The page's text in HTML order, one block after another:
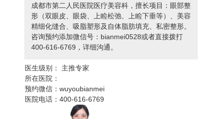
成都市第二人民医院医疗美容科，擅长项目：眼部整
形（双眼皮、眼袋、上睑松弛、上睑下垂等）、美容
精细化缝合、吸脂塑形及自体脂肪填充、私密整形。
咨询预约添加微信号：bianmei0528或者直接拨打
400-616-6769，详细沟通。
医生级别：
主推专家
所在医院：
预约微信：wuyoubianmei
医院电话：400-616-6769